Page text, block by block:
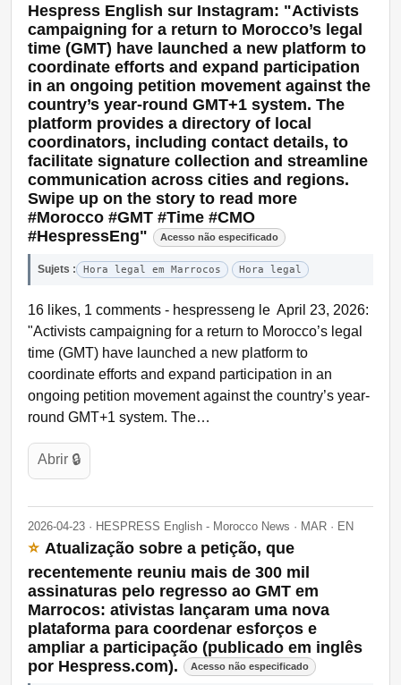
Hespress English sur Instagram: "Activists
campaigning for a return to Morocco’s legal
time (GMT) have launched a new platform to
coordinate efforts and expand participation
in an ongoing petition movement against the
country’s year-round GMT+1 system. The
platform provides a directory of local
coordinators, including contact details, to
facilitate signature collection and streamline
communication across cities and regions.
Swipe up on the story to read more
#Morocco #GMT #Time #CMO
#HespressEng"
Acesso não especificado
Sujets : Hora legal em Marrocos Hora legal
16 likes, 1 comments - hespresseng le April 23, 2026:
"Activists campaigning for a return to Morocco’s legal
time (GMT) have launched a new platform to
coordinate efforts and expand participation in an
ongoing petition movement against the country’s year-
round GMT+1 system. The…
Abrir 🔒
2026-04-23 · HESPRESS English - Morocco News · MAR · EN
⭐ Atualização sobre a petição, que
recentemente reuniu mais de 300 mil
assinaturas pelo regresso ao GMT em
Marrocos: ativistas lançaram uma nova
plataforma para coordenar esforços e
ampliar a participação (publicado em inglês
por Hespress.com).
Acesso não especificado